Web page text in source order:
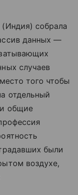
собрала
данных —
случаев
того чтобы
отдельный
общие
были
воздухе,